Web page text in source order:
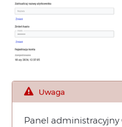
Uwaga
Panel